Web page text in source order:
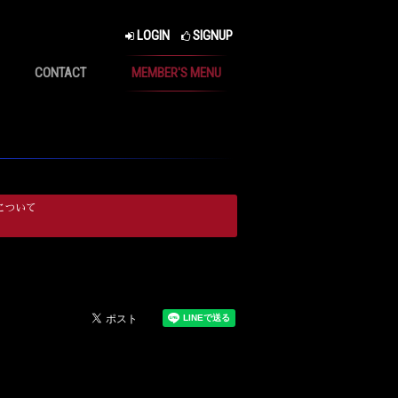
LOGIN SIGNUP
CONTACT MEMBER'S MENU
ついて